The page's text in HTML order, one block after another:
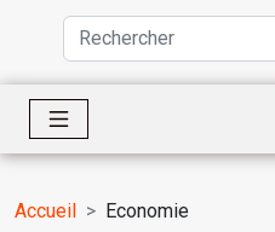
Accueil Economie